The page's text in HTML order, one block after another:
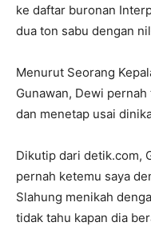
ke daftar buronan
dua ton sabu dengan
Menurut Seorang
Gunawan, Dewi
dan menetap usai
Dikutip dari detik.com,
pernah ketemu saya
Slahung menikah
tidak tahu kapan dia